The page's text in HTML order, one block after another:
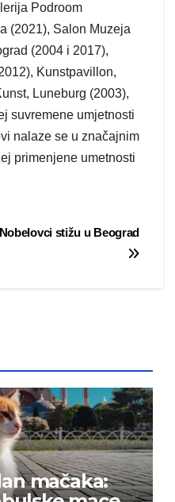
Podroom
(2021), Salon Muzeja
(2004 i 2017),
Kunstpavillon,
Luneburg (2003),
suvremene umjetnosti
nalaze se u značajnim
primenjene umetnosti
Nobelovci stižu u Beograd
mačaka: